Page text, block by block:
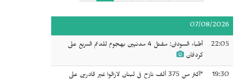
07/08/2026
22:05
أطباء السودان: مقتل 4 مدنيين بهجوم للدعم السريع على
كردفان
19:30
"أكثر من 375 ألف نازح في لبنان لازالوا غير قادرين على